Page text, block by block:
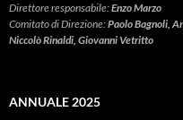
Direttore responsabile:Enzo Marzo
Comitato di Direzione:Paolo Bagnoli,
Niccolò Rinaldi, Giovanni Vetritto
ANNUALE 2025